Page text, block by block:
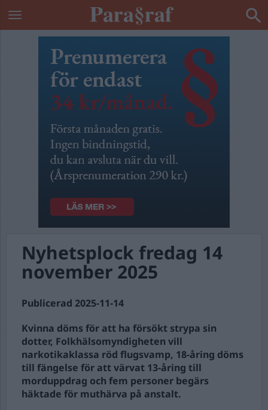
Nyhetsplock fredag 14
november 2025
Publicerad 2025-11-14
Kvinna döms för att ha försökt strypa sin
dotter, Folkhälsomyndigheten vill
narkotikaklassa röd flugsvamp, 18-åring döms
till fängelse för att värvat 13-åring till
morduppdrag och fem personer begärs
häktade för muthärva på anstalt.